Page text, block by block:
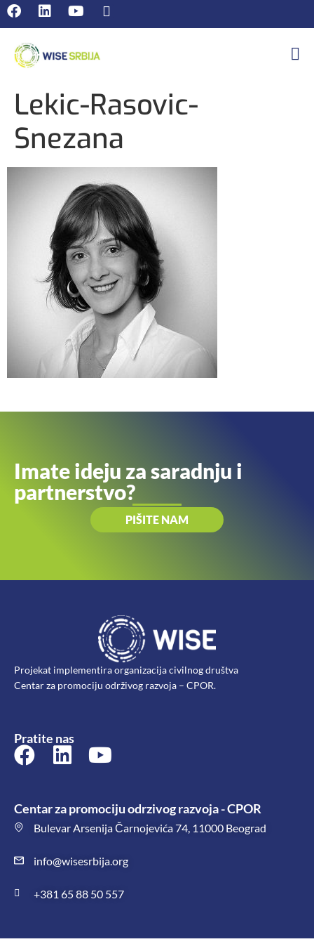
Lekic-Rasovic-
Snezana
Imate ideju za saradnju i
partnerstvo?
PIŠITE NAM
Projekat implementira organizacija civilnog društva
Centar za promociju održivog razvoja – CPOR.
Pratite nas
Centar za promociju odrzivog razvoja - CPOR
Bulevar Arsenija Čarnojevića 74, 11000 Beograd
info@wisesrbija.org
+381 65 88 50 557